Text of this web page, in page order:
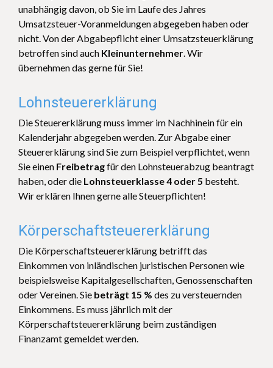
unabhängig davon, ob Sie im Laufe des Jahres
Umsatzsteuer-Voranmeldungen abgegeben haben oder
nicht. Von der Abgabepflicht einer Umsatzsteuerklärung
betroffen sind auch Kleinunternehmer. Wir
übernehmen das gerne für Sie!
Lohnsteuererklärung
Die Steuererklärung muss immer im Nachhinein für ein
Kalenderjahr abgegeben werden. Zur Abgabe einer
Steuererklärung sind Sie zum Beispiel verpflichtet, wenn
Sie einen Freibetragfür den Lohnsteuerabzug beantragt
haben, oder die Lohnsteuerklasse 4 oder 5 besteht.
Wir erklären Ihnen gerne alle Steuerpflichten!
Körperschaftsteuererklärung
Die Körperschaftsteuererklärung betrifft das
Einkommen von inländischen juristischen Personen wie
beispielsweise Kapitalgesellschaften, Genossenschaften
oder Vereinen. Sie beträgt 15 % des zu versteuernden
Einkommens. Es muss jährlich mit der
Körperschaftsteuererklärung beim zuständigen
Finanzamt gemeldet werden.